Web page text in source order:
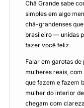
Chã Grande sabe
simples em algo
chã-grandenses
brasileiro — unidas
fazer você feliz.
Falar em garotas
mulheres reais,
que fazem e fazem
mulher do interior
chegam com